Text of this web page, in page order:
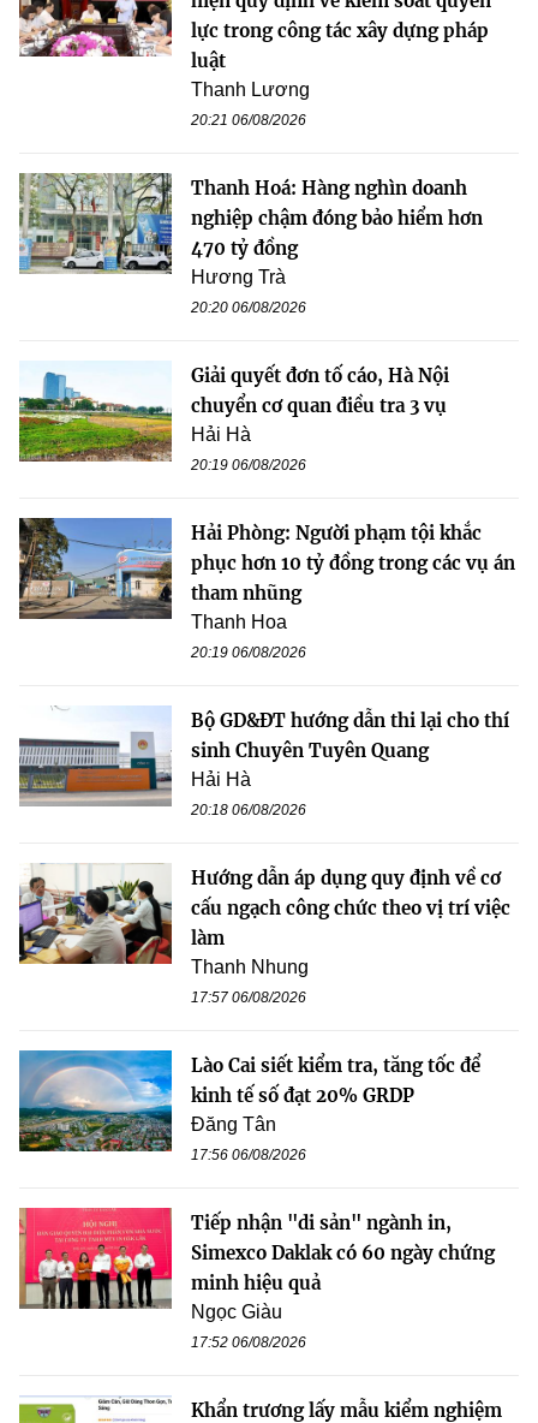
lực trong công tác xây dựng pháp
luật
Thanh Lương
20:21 06/08/2026
Thanh Hoá: Hàng nghìn doanh
nghiệp chậm đóng bảo hiểm hơn
470 tỷ đồng
Hương Trà
20:20 06/08/2026
Giải quyết đơn tố cáo, Hà Nội
chuyển cơ quan điều tra 3 vụ
Hải Hà
20:19 06/08/2026
Hải Phòng: Người phạm tội khắc
phục hơn 10 tỷ đồng trong các vụ án
tham nhũng
Thanh Hoa
20:19 06/08/2026
Bộ GD&ĐT hướng dẫn thi lại cho thí
sinh Chuyên Tuyên Quang
Hải Hà
20:18 06/08/2026
Hướng dẫn áp dụng quy định về cơ
cấu ngạch công chức theo vị trí việc
làm
Thanh Nhung
17:57 06/08/2026
Lào Cai siết kiểm tra, tăng tốc để
kinh tế số đạt 20% GRDP
Đăng Tân
17:56 06/08/2026
Tiếp nhận "di sản" ngành in,
Simexco Daklak có 60 ngày chứng
minh hiệu quả
Ngọc Giàu
17:52 06/08/2026
Khẩn trương lấy mẫu kiểm nghiệm